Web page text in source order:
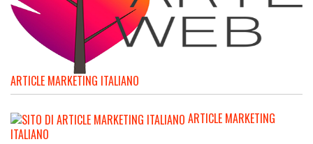
ARTICLE MARKETING ITALIANO
ARTICLE MARKETING
ITALIANO